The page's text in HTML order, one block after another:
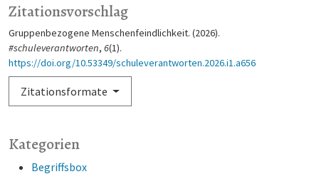
Kategorien
Begriffsbox
Zitationsvorschlag
Gruppenbezogene Menschenfeindlichkeit. (2026).
#schuleverantworten, 6(1).
https://doi.org/10.53349/schuleverantworten.2026.i1.a656
Zitationsformate